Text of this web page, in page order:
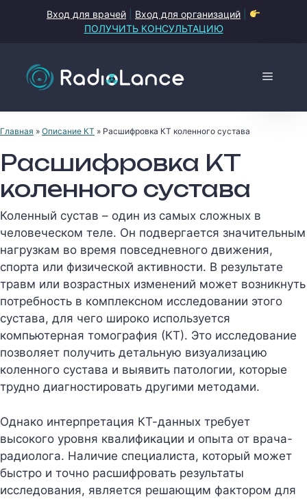
Вход для врачей Вход для организаций
ПОЛУЧИТЬ КОНСУЛЬТАЦИЮ
Меню
Главная » Описание КТ » Расшифровка КТ коленного сустава
Расшифровка КТ
коленного сустава
Коленный сустав – один из самых сложных в
человеческом теле. Он подвергается значительным
нагрузкам во время повседневного движения,
спорта или физической активности. В результате
травм или возрастных изменений может возникнуть
потребность в комплексном исследовании этого
сустава, для чего широко используется
компьютерная томография (КТ). Это исследование
позволяет получить детальную визуализацию
коленного сустава и выявить патологии, которые
трудно диагностировать другими методами.
Однако интерпретация КТ-данных требует
высокого уровня квалификации и опыта от врача-
радиолога. Наличие специалиста, который может
быстро и точно расшифровать результаты
исследования, является решающим фактором для